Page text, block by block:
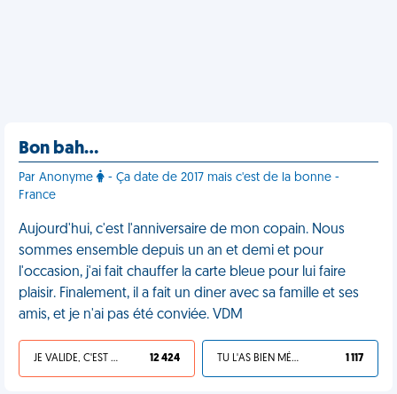
Bon bah…
Par Anonyme
- Ça date de 2017 mais c'est de la bonne -
France
Aujourd'hui, c'est l'anniversaire de mon copain. Nous
sommes ensemble depuis un an et demi et pour
l'occasion, j'ai fait chauffer la carte bleue pour lui faire
plaisir. Finalement, il a fait un diner avec sa famille et ses
amis, et je n'ai pas été conviée. VDM
JE VALIDE, C'EST UNE VDM 12 424 TU L'AS BIEN MÉRITÉ 1 117